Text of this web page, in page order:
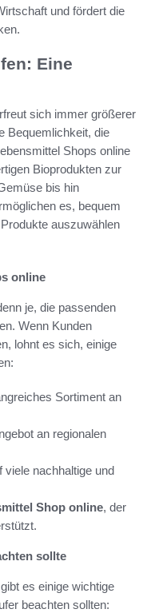
und fördert die
Eine
sich immer größerer
Bequemlichkeit, die
Shops online
Bioprodukten zur
bis hin
es, bequem
auszuwählen
online
je, die passenden
Wenn Kunden
lohnt es sich, einige
Sortiment an
an regionalen
nachhaltige und
Shop online, der
sollte
es einige wichtige
beachten sollten: